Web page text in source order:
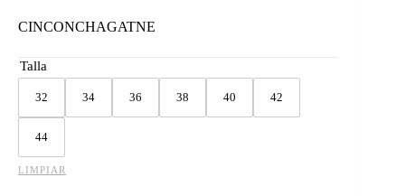
CINCONCHAGATNE
Talla
32 34 36 38 40 42
44
LIMPIAR